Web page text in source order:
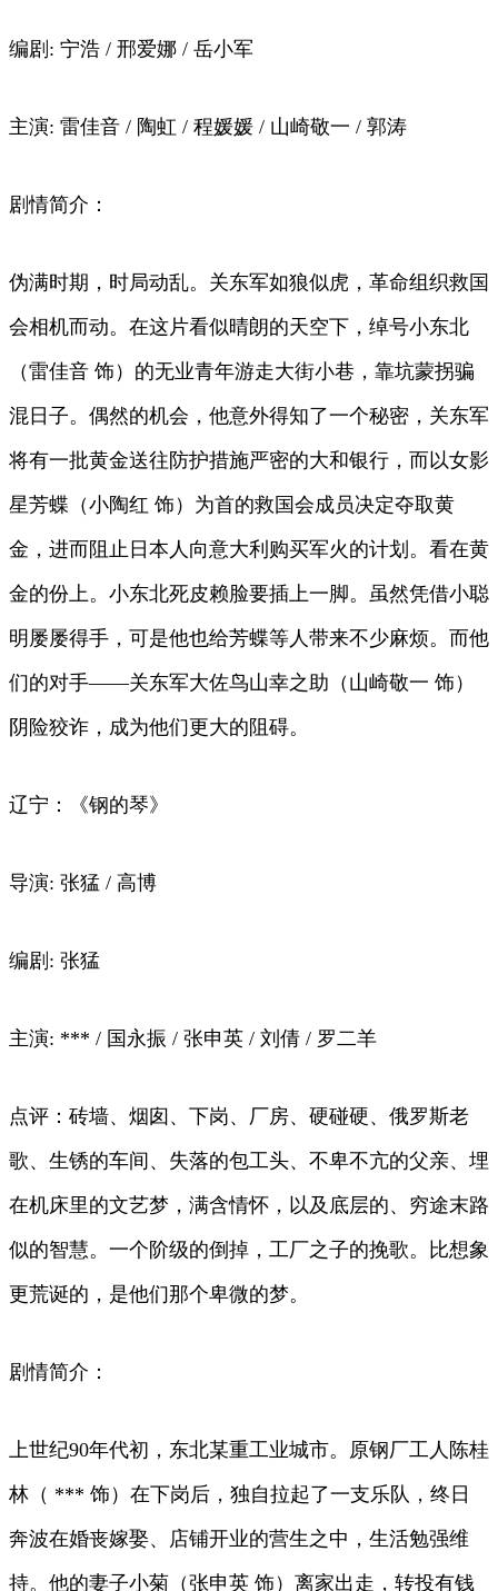
编剧: 宁浩 / 邢爱娜 / 岳小军
主演: 雷佳音 / 陶虹 / 程媛媛 / 山崎敬一 / 郭涛
剧情简介：
伪满时期，时局动乱。关东军如狼似虎，革命组织救国
会相机而动。在这片看似晴朗的天空下，绰号小东北
（雷佳音 饰）的无业青年游走大街小巷，靠坑蒙拐骗
混日子。偶然的机会，他意外得知了一个秘密，关东军
将有一批黄金送往防护措施严密的大和银行，而以女影
星芳蝶（小陶红 饰）为首的救国会成员决定夺取黄
金，进而阻止日本人向意大利购买军火的计划。看在黄
金的份上。小东北死皮赖脸要插上一脚。虽然凭借小聪
明屡屡得手，可是他也给芳蝶等人带来不少麻烦。而他
们的对手——关东军大佐鸟山幸之助（山崎敬一 饰）
阴险狡诈，成为他们更大的阻碍。
辽宁：《钢的琴》
导演: 张猛 / 高博
编剧: 张猛
主演: *** / 国永振 / 张申英 / 刘倩 / 罗二羊
点评：砖墙、烟囱、下岗、厂房、硬碰硬、俄罗斯老
歌、生锈的车间、失落的包工头、不卑不亢的父亲、埋
在机床里的文艺梦，满含情怀，以及底层的、穷途末路
似的智慧。一个阶级的倒掉，工厂之子的挽歌。比想象
更荒诞的，是他们那个卑微的梦。
剧情简介：
上世纪90年代初，东北某重工业城市。原钢厂工人陈桂
林（ *** 饰）在下岗后，独自拉起了一支乐队，终日
奔波在婚丧嫁娶、店铺开业的营生之中，生活勉强维
持。他的妻子小菊（张申英 饰）离家出走，转投有钱